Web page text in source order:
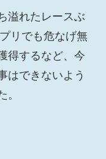
溢れたレースぶ
リでも危なげ無
得するなど、今
はできないよう
。